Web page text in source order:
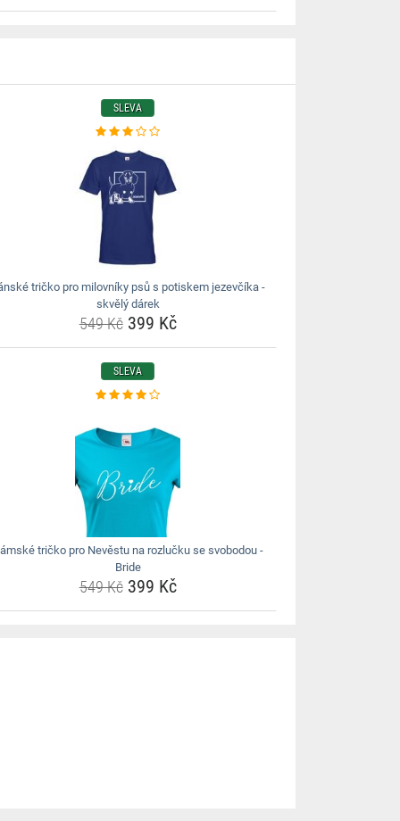
SLEVA
tričko pro milovníky psů s potiskem jezevčíka -
skvělý dárek
549 Kč399 Kč
SLEVA
tričko pro Nevěstu na rozlučku se svobodou -
Bride
549 Kč399 Kč